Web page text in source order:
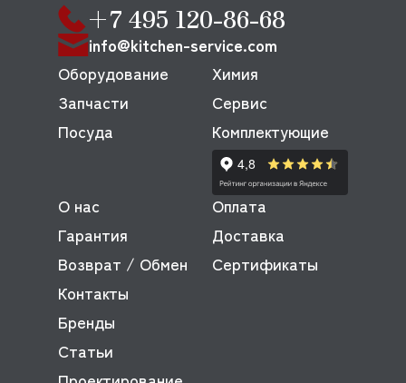
+7 495 120-86-68
info@kitchen-service.com
Оборудование
Запчасти
Посуда
Химия
Сервис
Комплектующие
О нас
Оплата
Гарантия
Доставка
Возврат / Обмен
Сертификаты
Контакты
Бренды
Статьи